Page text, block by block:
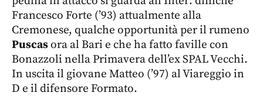
Francesco Forte (’93) attualmente alla
Cremonese, qualche opportunità per il rumeno
Puscasora al Bari e che ha fatto faville con
Bonazzoli nella Primavera dell’ex SPAL Vecchi.
In uscita il giovane Matteo (’97) al Viareggio in
D e il difensore Formato.